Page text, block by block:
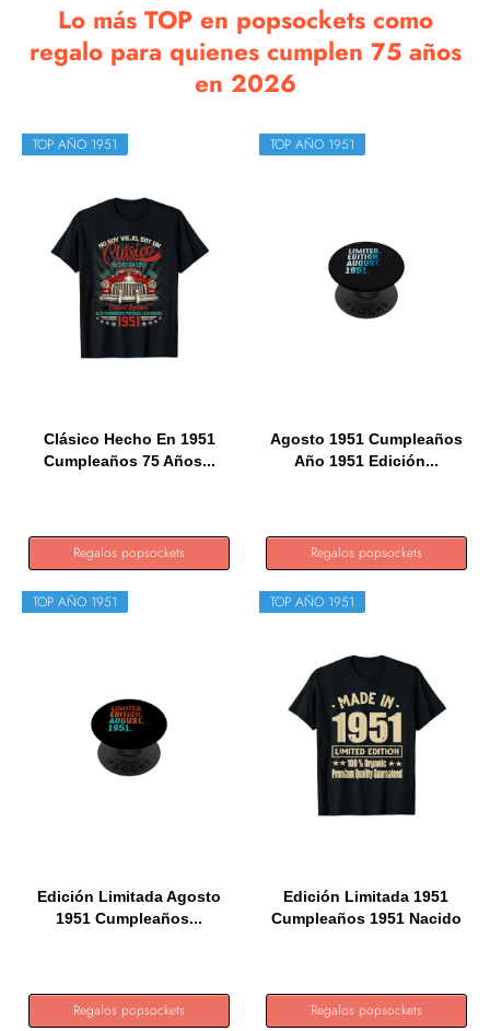
Lo más TOP en popsockets como
regalo para quienes cumplen 75 años
en 2026
TOP AÑO 1951
Clásico Hecho En 1951
Cumpleaños 75 Años...
Regalos popsockets
TOP AÑO 1951
Agosto 1951 Cumpleaños
Año 1951 Edición...
Regalos popsockets
TOP AÑO 1951
Edición Limitada Agosto
1951 Cumpleaños...
Regalos popsockets
TOP AÑO 1951
Edición Limitada 1951
Cumpleaños 1951 Nacido
Regalos popsockets